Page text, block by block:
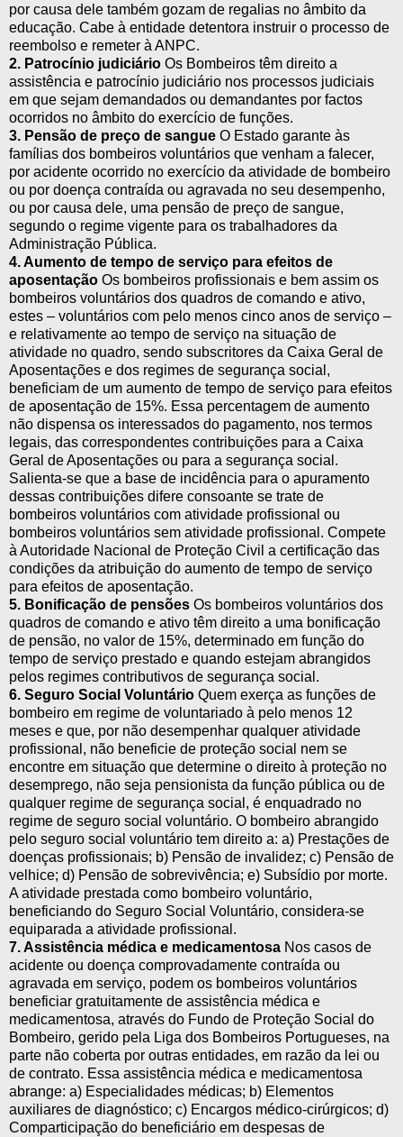
por causa dele também gozam de regalias no âmbito da
educação. Cabe à entidade detentora instruir o processo de
reembolso e remeter à ANPC.
2. Patrocínio judiciário Os Bombeiros têm direito a
assistência e patrocínio judiciário nos processos judiciais
em que sejam demandados ou demandantes por factos
ocorridos no âmbito do exercício de funções.
3. Pensão de preço de sangue O Estado garante às
famílias dos bombeiros voluntários que venham a falecer,
por acidente ocorrido no exercício da atividade de bombeiro
ou por doença contraída ou agravada no seu desempenho,
ou por causa dele, uma pensão de preço de sangue,
segundo o regime vigente para os trabalhadores da
Administração Pública.
4. Aumento de tempo de serviço para efeitos de
aposentação Os bombeiros profissionais e bem assim os
bombeiros voluntários dos quadros de comando e ativo,
estes – voluntários com pelo menos cinco anos de serviço –
e relativamente ao tempo de serviço na situação de
atividade no quadro, sendo subscritores da Caixa Geral de
Aposentações e dos regimes de segurança social,
beneficiam de um aumento de tempo de serviço para efeitos
de aposentação de 15%. Essa percentagem de aumento
não dispensa os interessados do pagamento, nos termos
legais, das correspondentes contribuições para a Caixa
Geral de Aposentações ou para a segurança social.
Salienta-se que a base de incidência para o apuramento
dessas contribuições difere consoante se trate de
bombeiros voluntários com atividade profissional ou
bombeiros voluntários sem atividade profissional. Compete
à Autoridade Nacional de Proteção Civil a certificação das
condições da atribuição do aumento de tempo de serviço
para efeitos de aposentação.
5. Bonificação de pensões Os bombeiros voluntários dos
quadros de comando e ativo têm direito a uma bonificação
de pensão, no valor de 15%, determinado em função do
tempo de serviço prestado e quando estejam abrangidos
pelos regimes contributivos de segurança social.
6. Seguro Social Voluntário Quem exerça as funções de
bombeiro em regime de voluntariado à pelo menos 12
meses e que, por não desempenhar qualquer atividade
profissional, não beneficie de proteção social nem se
encontre em situação que determine o direito à proteção no
desemprego, não seja pensionista da função pública ou de
qualquer regime de segurança social, é enquadrado no
regime de seguro social voluntário. O bombeiro abrangido
pelo seguro social voluntário tem direito a: a) Prestações de
doenças profissionais; b) Pensão de invalidez; c) Pensão de
velhice; d) Pensão de sobrevivência; e) Subsídio por morte.
A atividade prestada como bombeiro voluntário,
beneficiando do Seguro Social Voluntário, considera-se
equiparada a atividade profissional.
7. Assistência médica e medicamentosa Nos casos de
acidente ou doença comprovadamente contraída ou
agravada em serviço, podem os bombeiros voluntários
beneficiar gratuitamente de assistência médica e
medicamentosa, através do Fundo de Proteção Social do
Bombeiro, gerido pela Liga dos Bombeiros Portugueses, na
parte não coberta por outras entidades, em razão da lei ou
de contrato. Essa assistência médica e medicamentosa
abrange: a) Especialidades médicas; b) Elementos
auxiliares de diagnóstico; c) Encargos médico-cirúrgicos; d)
Comparticipação do beneficiário em despesas de